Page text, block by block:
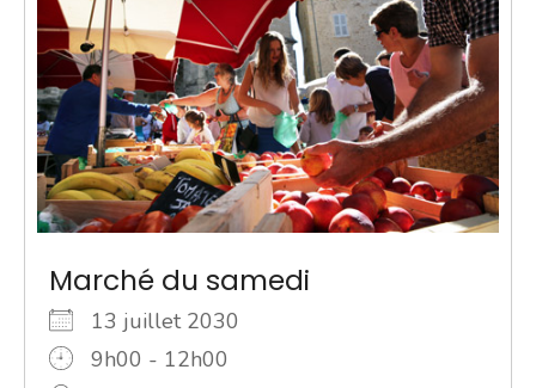
Marché du samedi
13 juillet 2030
9h00 - 12h00